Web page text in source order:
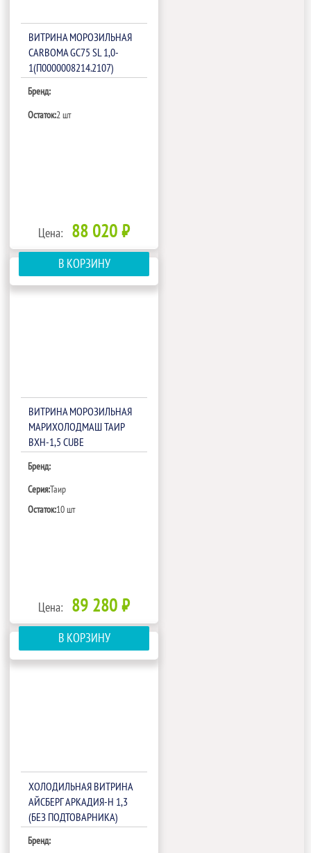
ВИТРИНА МОРОЗИЛЬНАЯ
CARBOMA GC75 SL 1,0-
1(П0000008214.2107)
Бренд:
Остаток:2 шт
Цена: 88 020 ₽
В КОРЗИНУ
ВИТРИНА МОРОЗИЛЬНАЯ
МАРИХОЛОДМАШ ТАИР
ВХН-1,5 CUBE
Бренд:
Серия:Таир
Остаток:10 шт
Цена: 89 280 ₽
В КОРЗИНУ
ХОЛОДИЛЬНАЯ ВИТРИНА
АЙСБЕРГ АРКАДИЯ-Н 1,3
(БЕЗ ПОДТОВАРНИКА)
Бренд: